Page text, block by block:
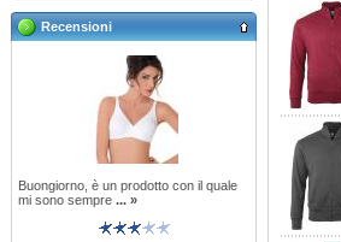
Recensioni
Buongiorno, è un prodotto con il quale
mi sono sempre ... »